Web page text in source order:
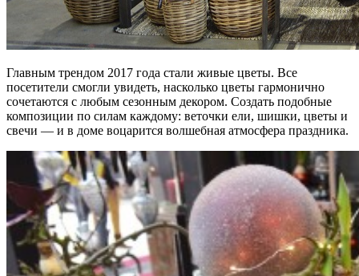
Главным трендом 2017 года стали живые цветы. Все
посетители смогли увидеть, насколько цветы гармонично
сочетаются с любым сезонным декором. Создать подобные
композиции по силам каждому: веточки ели, шишки, цветы и
свечи — и в доме воцарится волшебная атмосфера праздника.